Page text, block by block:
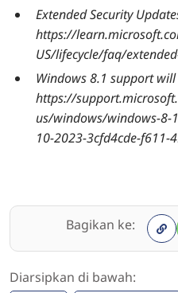
Extended Security
https://
US/lifecycle/faq/
Windows 8.1 support
https://
us/windows/windows-8-
10-2023-3cfd4cde-
Bagikan ke:
Diarsipkan di bawah: